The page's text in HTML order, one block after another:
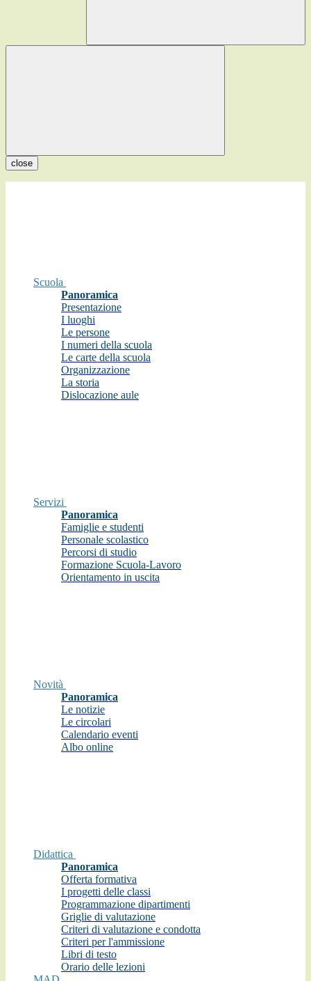
close
Scuola
Panoramica
Presentazione
I luoghi
Le persone
I numeri della scuola
Le carte della scuola
Organizzazione
La storia
Dislocazione aule
Servizi
Panoramica
Famiglie e studenti
Personale scolastico
Percorsi di studio
Formazione Scuola-Lavoro
Orientamento in uscita
Novità
Panoramica
Le notizie
Le circolari
Calendario eventi
Albo online
Didattica
Panoramica
Offerta formativa
I progetti delle classi
Programmazione dipartimenti
Griglie di valutazione
Criteri di valutazione e condotta
Criteri per l'ammissione
Libri di testo
Orario delle lezioni